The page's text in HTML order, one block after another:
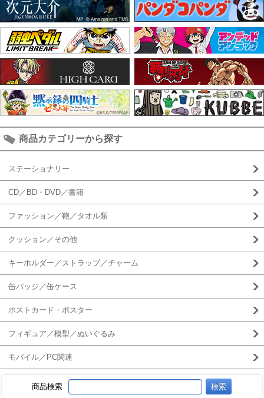
商品カテゴリーから探す
ステーショナリー
CD／BD・DVD／書籍
ファッション／鞄／タオル類
クッション／その他
キーホルダー／ストラップ／チャーム
缶バッジ／缶ケース
ポストカード・ポスター
フィギュア／模型／ぬいぐるみ
モバイル／PC関連
商品検索